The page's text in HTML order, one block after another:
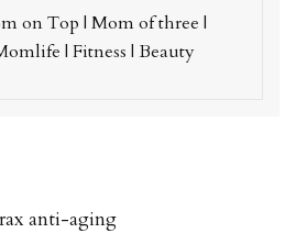
on Top | Mom of three |
| Fitness | Beauty
anti-aging